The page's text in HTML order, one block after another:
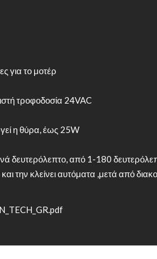
για το μοτέρ
τροφοδοσία 24VAC
η θύρα, έως 25W
δευτερόλεπτο, από 1-180
την κλείνει αυτόματα ,μετά από